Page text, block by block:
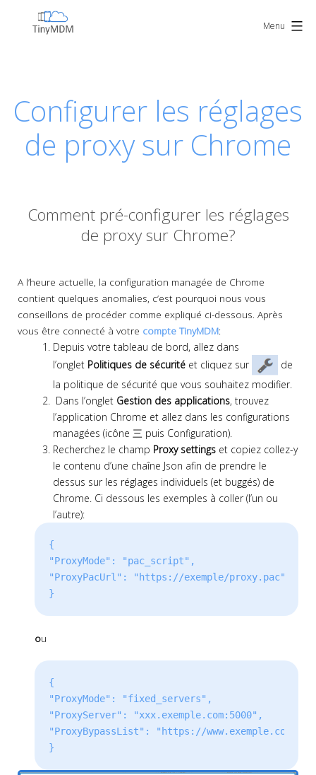
TinyMDM Menu
Configurer les réglages
de proxy sur Chrome
Comment pré-configurer les réglages
de proxy sur Chrome?
A l’heure actuelle, la configuration managée de Chrome
contient quelques anomalies, c’est pourquoi nous vous
conseillons de procéder comme expliqué ci-dessous. Après
vous être connecté à votre compte TinyMDM:
Depuis votre tableau de bord, allez dans
l’onglet Politiques de sécurité et cliquez sur
de
la politique de sécurité que vous souhaitez modifier.
Dans l’onglet Gestion des applications, trouvez
l’application Chrome et allez dans les configurations
managées (icône 三 puis Configuration).
Recherchez le champ Proxy settings et copiez collez-y
le contenu d’une chaîne Json afin de prendre le
dessus sur les réglages individuels (et buggés) de
Chrome. Ci dessous les exemples à coller (l’un ou
l’autre):
{
"ProxyMode": "pac_script",
"ProxyPacUrl": "https://exemple/proxy.pac",
}
ou
{
"ProxyMode": "fixed_servers",
"ProxyServer": "xxx.exemple.com:5000",
"ProxyBypassList": "https://
}